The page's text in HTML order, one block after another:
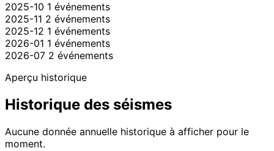
2025-10 1 événements
2025-11 2 événements
2025-12 1 événements
2026-01 1 événements
2026-07 2 événements
Aperçu historique
Historique des séismes
Aucune donnée annuelle historique à afficher pour le
moment.